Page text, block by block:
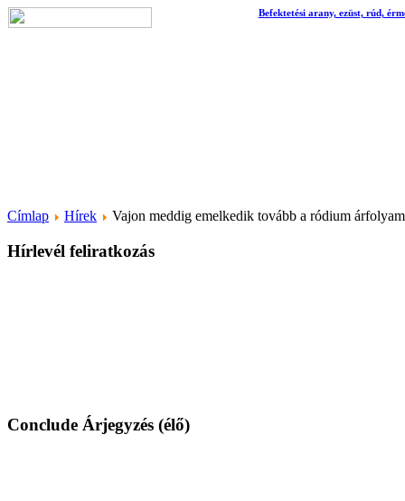
Befektetési arany, ezüst, rúd,
Címlap Hírek Vajon meddig emelkedik tovább a ródium
Hírlevél feliratkozás
Conclude Árjegyzés (élő)